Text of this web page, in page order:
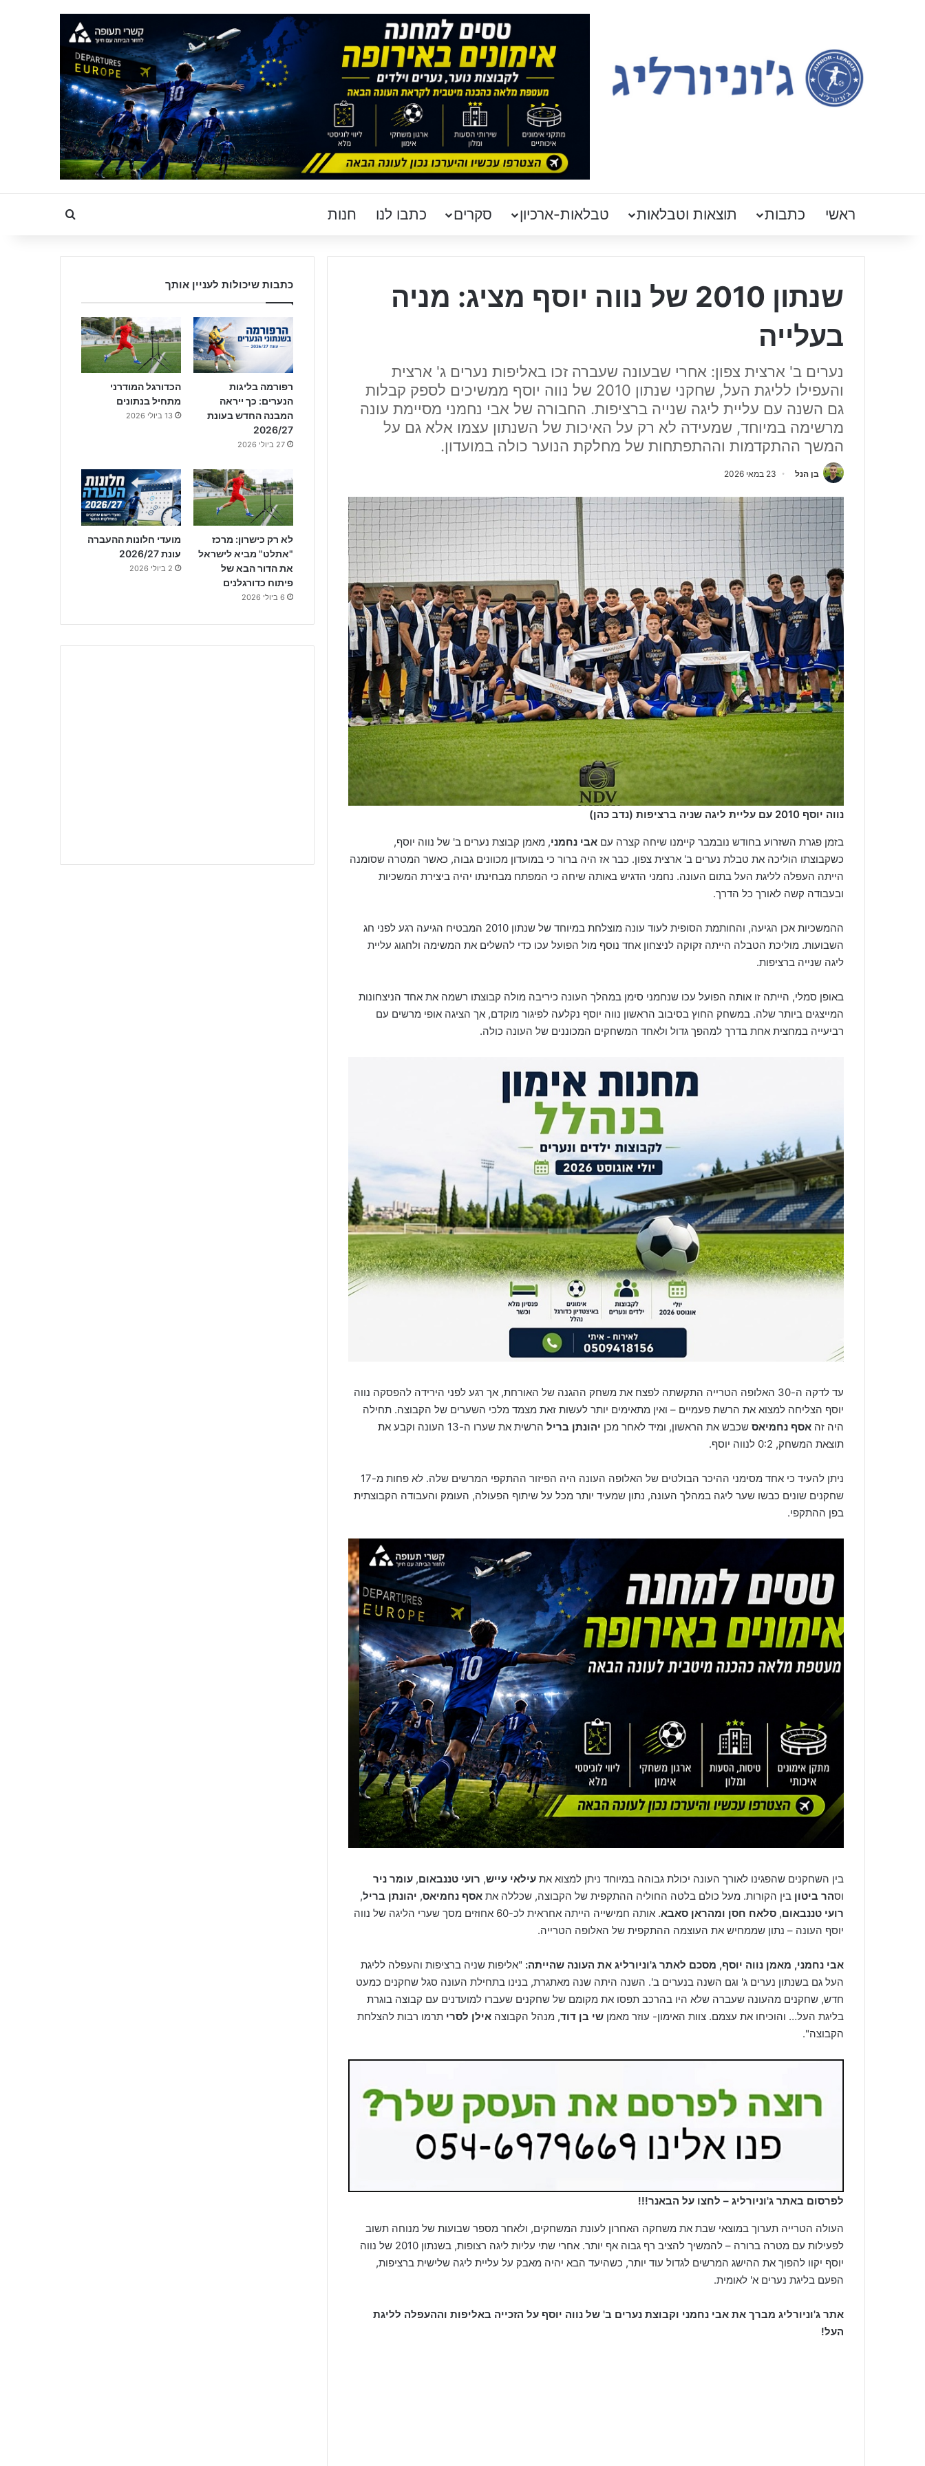
ראשי כתבות תוצאות וטבלאות טבלאות-ארכיון סקרים כתבו לנו חנות Search for
שנתון 2010 של נווה יוסף מציג: מניה
בעלייה
נערים ב' ארצית צפון: אחרי שבעונה שעברה זכו באליפות נערים ג' ארצית
והעפילו לליגת העל, שחקני שנתון 2010 של נווה יוסף ממשיכים לספק קבלות
גם השנה עם עליית ליגה שנייה ברציפות. החבורה של אבי נחמני מסיימת עונה
מרשימה במיוחד, שמעידה לא רק על האיכות של השנתון עצמו אלא גם על
המשך ההתקדמות וההתפתחות של מחלקת הנוער כולה במועדון.
בן הנל 23 במאי 2026
נווה יוסף 2010 עם עליית ליגה שניה ברציפות (נדב כהן)
בזמן פגרת השזרוע בחודש נובמבר קיימנו שיחה קצרה עם אבי נחמני, מאמן קבוצת נערים ב' של נווה יוסף,
כשקבוצתו הוליכה את טבלת נערים ב' ארצית צפון. כבר אז היה ברור כי במועדון מכוונים גבוה, כאשר המטרה שסומנה
הייתה העפלה לליגת העל בתום העונה. נחמני הדגיש באותה שיחה כי המפתח מבחינתו יהיה ביצירת המשכיות
ובעבודה קשה לאורך כל הדרך.
ההמשכיות אכן הגיעה, והחותמת הסופית לעוד עונה מוצלחת במיוחד של שנתון 2010 המבטיח הגיעה רגע לפני חג
השבועות. מוליכת הטבלה הייתה זקוקה לניצחון אחד נוסף מול הפועל עכו כדי להשלים את המשימה ולחגוג עליית
ליגה שנייה ברציפות.
באופן סמלי, הייתה זו אותה הפועל עכו שנחמני סימן במהלך העונה כיריבה מולה קבוצתו רשמה את אחד הניצחונות
המייצגים ביותר שלה. במשחק החוץ בסיבוב הראשון נווה יוסף נקלעה לפיגור מוקדם, אך הציגה אופי מרשים עם
רביעייה במחצית אחת בדרך למהפך גדול ולאחד המשחקים המכוננים של העונה כולה.
עד לדקה ה-30 האלופה הטרייה התקשתה לפצח את משחק ההגנה של האורחת, אך רגע לפני הירידה להפסקה נווה
יוסף הצליחה למצוא את הרשת פעמיים – ואין מתאימים יותר לעשות זאת מצמד מלכי השערים של הקבוצה. תחילה
היה זה אסף נחמיאס שכבש את הראשון, ומיד לאחר מכן יהונתן בריל
הרשית את שערו ה-13 העונה וקבע את
תוצאת המשחק, 0:2 לנווה יוסף.
ניתן להעיד כי אחד מסימני ההיכר הבולטים של האלופה העונה היה הפיזור ההתקפי המרשים שלה. לא פחות מ-17
שחקנים שונים כבשו שער ליגה במהלך העונה, נתון שמעיד יותר מכל על שיתוף הפעולה, העומק והעבודה הקבוצתית
בפן ההתקפי.
בין השחקנים שהפגינו לאורך העונה יכולת גבוהה במיוחד ניתן למצוא את עילאי עייש, רועי טננבאום, עומר ניר
וסהר ביטון בין הקורות. מעל כולם בלטה החוליה ההתקפית של הקבוצה, שכללה את אסף נחמיאס, יהונתן בריל,
רועי טננבאום, סלאח חסן ומהראן סאבא
. אותה חמישייה הייתה אחראית לכ-60 אחוזים מסך שערי הליגה של נווה
יוסף העונה – נתון שממחיש את העוצמה ההתקפית של האלופה הטרייה.
אבי נחמני, מאמן נווה יוסף, מסכם לאתר ג'וניורליג את העונה שהייתה: "אליפות שניה ברציפות והעפלה לליגת
העל גם בשנתון נערים ג' וגם השנה בנערים ב'. השנה היתה שנה מאתגרת, בנינו בתחילת העונה סגל שחקנים כמעט
חדש, שחקנים מהעונה שעברה שלא היו בהרכב תפסו את מקומם של שחקנים שעברו למועדנים עם קבוצה בוגרת
בליגת העל… והוכיחו את עצמם. צוות האימון- עוזר מאמן שי בן דוד, מנהל הקבוצה אילן לסרי תרמו רבות להצלחת
הקבוצה".
לפרסום באתר ג'וניורליג – לחצו על הבאנר!!!
העולה הטרייה תערוך במוצאי שבת את משחקה האחרון לעונת המשחקים, ולאחר מספר שבועות של מנוחה תשוב
לפעילות עם מטרה ברורה – להמשיך להציב רף גבוה אף יותר. אחרי שתי עליות ליגה רצופות, בשנתון 2010 של נווה
יוסף יקוו להפוך את ההישג המרשים לגדול עוד יותר, כשהיעד הבא יהיה מאבק על עליית ליגה שלישית ברציפות,
הפעם בליגת נערים א' לאומית.
אתר ג'וניורליג מברך את אבי נחמני וקבוצת נערים ב' של נווה יוסף על הזכייה באליפות וההעפלה לליגת
העל!
כתבות שיכולות לעניין אותך
רפורמה בליגות
הנערים: כך ייראה
המבנה החדש בעונת
2026/27
27 ביולי 2026
הכדורגל המודרני
מתחיל בנתונים
13 ביולי 2026
לא רק כישרון: מרכז
"אתלט" מביא לישראל
את הדור הבא של
פיתוח כדורגלנים
6 ביולי 2026
מועדי חלונות ההעברה
עונת 2026/27
2 ביולי 2026